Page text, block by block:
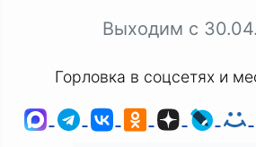
Выходим с
Горловка в соцсетях и
MAXTelegram
ВКонтактеДзен